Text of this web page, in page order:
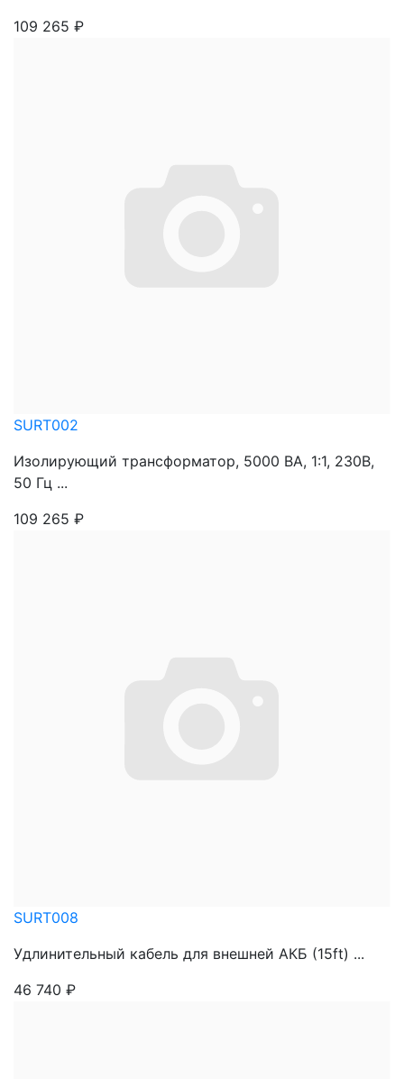
109 265 ₽
SURT002
Изолирующий трансформатор, 5000 ВА, 1:1, 230В,
50 Гц ...
109 265 ₽
SURT008
Удлинительный кабель для внешней АКБ (15ft) ...
46 740 ₽